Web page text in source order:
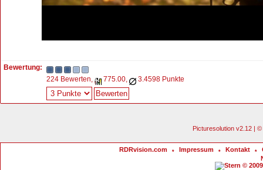
Bewertung:
224 Bewerten,
775.00, 3.4598 Punkte
Picturesolution v2.12 |
RDRvision.com * Impressum * Kontakt *
©